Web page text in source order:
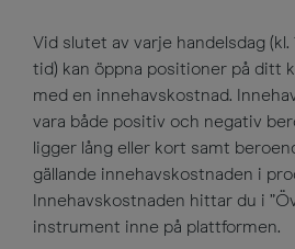
Vid slutet av varje handelsdag (kl.
tid) kan öppna positioner på ditt
med en innehavskostnad.
vara både positiv och negativ
ligger lång eller kort samt
gällande innehavskostnaden i
Innehavskostnaden hittar du i
instrument inne på plattformen.